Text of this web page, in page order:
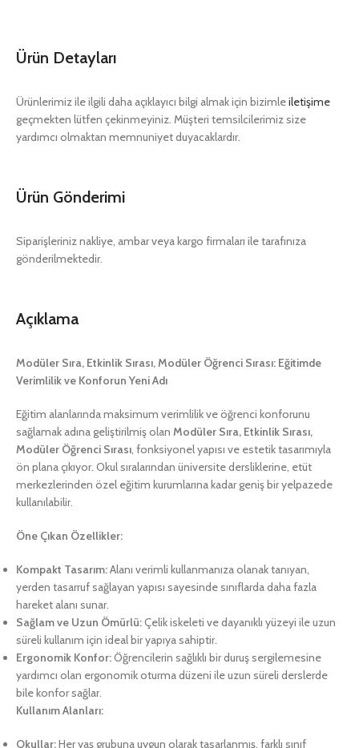
Ürün Detayları
Ürünlerimiz ile ilgili daha açıklayıcı bilgi almak için bizimleiletişime
geçmekten lütfen çekinmeyiniz. Müşteri temsilcilerimiz size
yardımcı olmaktan memnuniyet duyacaklardır.
Ürün Gönderimi
Siparişleriniz nakliye, ambar veya kargo firmaları ile tarafınıza
gönderilmektedir.
Açıklama
Modüler Sıra, Etkinlik Sırası, Modüler Öğrenci Sırası: Eğitimde
Verimlilik ve Konforun Yeni Adı
Eğitim alanlarında maksimum verimlilik ve öğrenci konforunu
sağlamak adına geliştirilmiş olan Modüler Sıra, Etkinlik Sırası,
Modüler Öğrenci Sırası, fonksiyonel yapısı ve estetik tasarımıyla
ön plana çıkıyor. Okul sıralarından üniversite dersliklerine, etüt
merkezlerinden özel eğitim kurumlarına kadar geniş bir yelpazede
kullanılabilir.
Öne Çıkan Özellikler:
Kompakt Tasarım:Alanı verimli kullanmanıza olanak tanıyan,
yerden tasarruf sağlayan yapısı sayesinde sınıflarda daha fazla
hareket alanı sunar.
Sağlam ve Uzun Ömürlü:Çelik iskeleti ve dayanıklı yüzeyi ile uzun
süreli kullanım için ideal bir yapıya sahiptir.
Ergonomik Konfor:Öğrencilerin sağlıklı bir duruş sergilemesine
yardımcı olan ergonomik oturma düzeni ile uzun süreli derslerde
bile konfor sağlar.
Kullanım Alanları:
Okullar:Her yaş grubuna uygun olarak tasarlanmış, farklı sınıf